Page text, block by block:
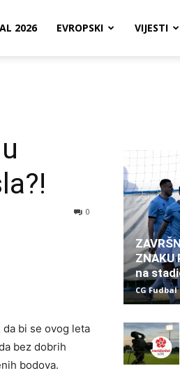
2026 EVROPSKI VIJESTI
0
da bi se ovog leta
bez dobrih
bodova.
ZNAKU
na
CG Fudbal